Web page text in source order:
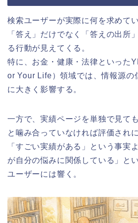
検索ユーザーが実際に何を求めて
「答え」だけでなく「答えの出所
る行動が見えてくる。
特に、お金・健康・法律といった
or Your Life）領域では、情報源の
に大きく影響する。
一方で、実績ページを単独で見て
と噛み合っていなければ評価されに
「すごい実績がある」という事実
が自分の悩みに関係している」と
ユーザーには響く。